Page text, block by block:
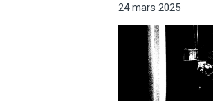
24 mars 2025